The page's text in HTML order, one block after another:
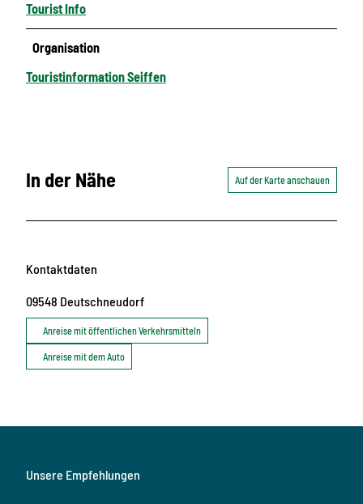
Tourist Info
Organisation
Touristinformation Seiffen
In der Nähe Auf der Karte anschauen
Kontaktdaten
09548 Deutschneudorf
Anreise mit öffentlichen Verkehrsmitteln
Anreise mit dem Auto
Unsere Empfehlungen